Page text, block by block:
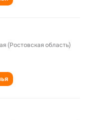
(Ростовская область)